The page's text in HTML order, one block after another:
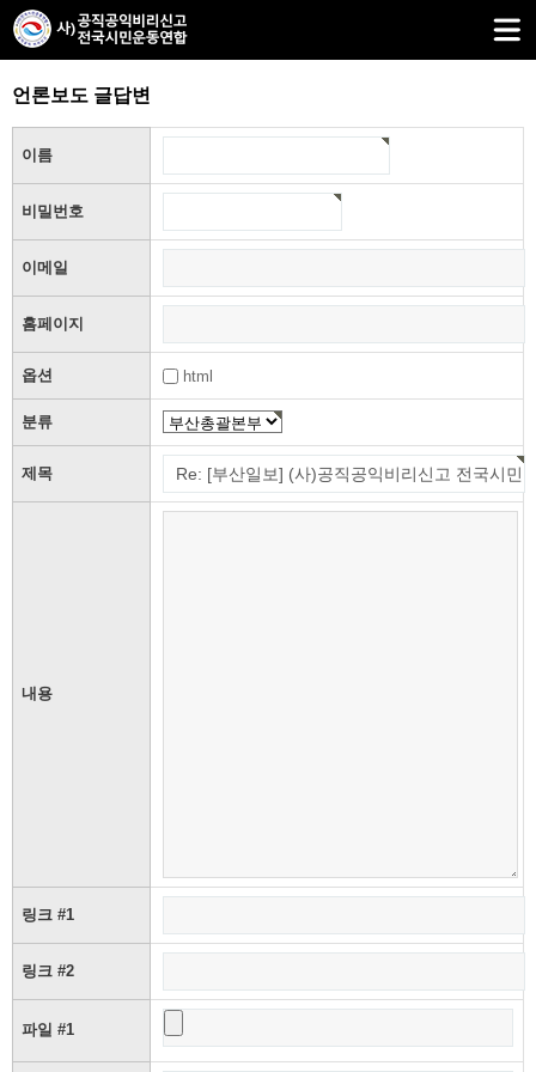
언론보도 글답변
이름
비밀번호
이메일
홈페이지
옵션 html
분류
제목
내용
링크 #1
링크 #2
파일 #1